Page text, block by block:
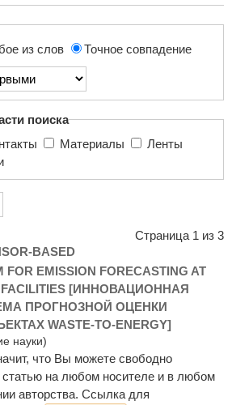
из слов Точное совпадение
поиска
Материалы
Страница 1 из 3
BASED
FOR EMISSION FORECASTING AT
FACILITIES [ИННОВАЦИОННАЯ
ПРОГНОЗНОЙ ОЦЕНКИ
WASTE-TO-ENERGY]
науки)
что Вы можете свободно
статью на любом носителе и в любом
авторства. Ссылка для